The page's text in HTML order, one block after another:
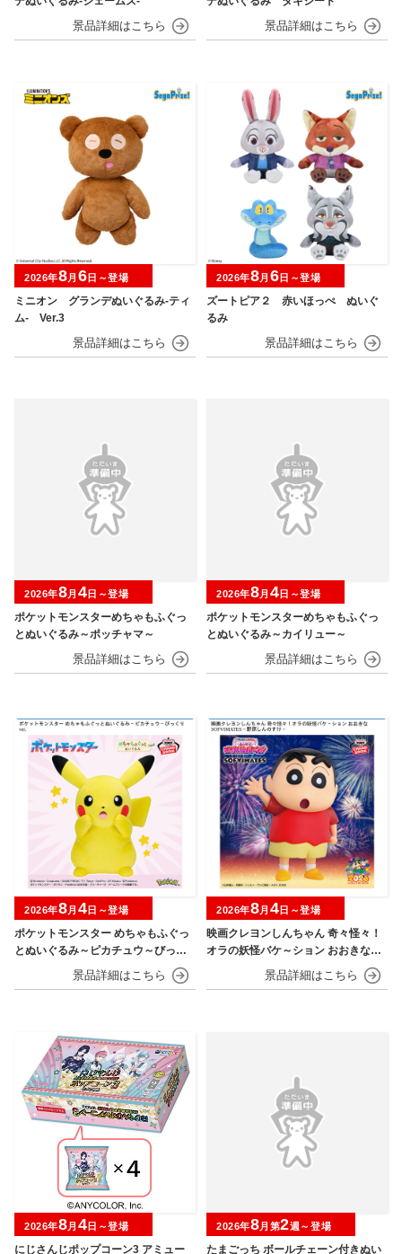
ミニオン グランデぬいぐるみ‐ティ
ム‐ Ver.3
2026年8月 6日～登場
ズートピア２ 赤いほっぺ ぬいぐ
るみ
2026年8月 6日～登場
ポケットモンスターめちゃもふぐっ
とぬいぐるみ～ポッチャマ～
2026年8月 4日～登場
ポケットモンスターめちゃもふぐっ
とぬいぐるみ～カイリュー～
2026年8月 4日～登場
ポケットモンスター めちゃもふぐっ
とぬいぐるみ～ピカチュウ～びっく
2026年8月 4日～登場
映画クレヨンしんちゃん 奇々怪々！
オラの妖怪バケ～ション おおきなSO
FVIMATES～野原しんのすけ～
2026年8月 4日～登場
にじさんじポップコーン3 アミュー
2026年8月 4 日～登場
たまごっち ボールチェーン付きぬい
2026年8月第2週～登場